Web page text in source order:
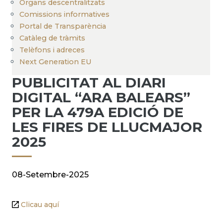
Òrgans descentralitzats
Comissions informatives
Portal de Transparència
Catàleg de tràmits
Telèfons i adreces
Next Generation EU
PUBLICITAT AL DIARI
DIGITAL “ARA BALEARS”
PER LA 479A EDICIÓ DE
LES FIRES DE LLUCMAJOR
2025
08-Setembre-2025
Clicau aquí